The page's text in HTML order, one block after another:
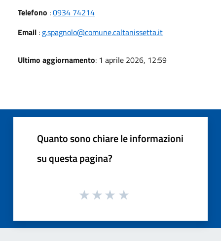
Telefono :0934 74214
Email : g.spagnolo@comune.caltanissetta.it
Ultimo aggiornamento: 1 aprile 2026, 12:59
Quanto sono chiare le informazioni
su questa pagina?